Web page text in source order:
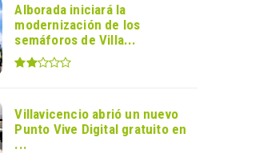
Alborada iniciará la
modernización de los
semáforos de Villa...
Villavicencio abrió un nuevo
Punto Vive Digital gratuito en
...